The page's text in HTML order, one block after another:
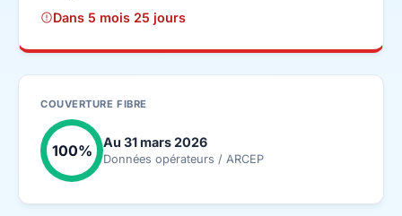
Dans 5 mois 25 jours
COUVERTURE FIBRE
100% Au 31 mars 2026
Données opérateurs / ARCEP